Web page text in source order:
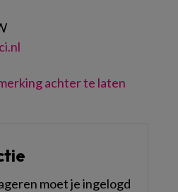
achter te laten
moet je ingelogd